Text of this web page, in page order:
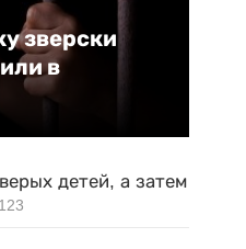
зверски
в
детей, а затем